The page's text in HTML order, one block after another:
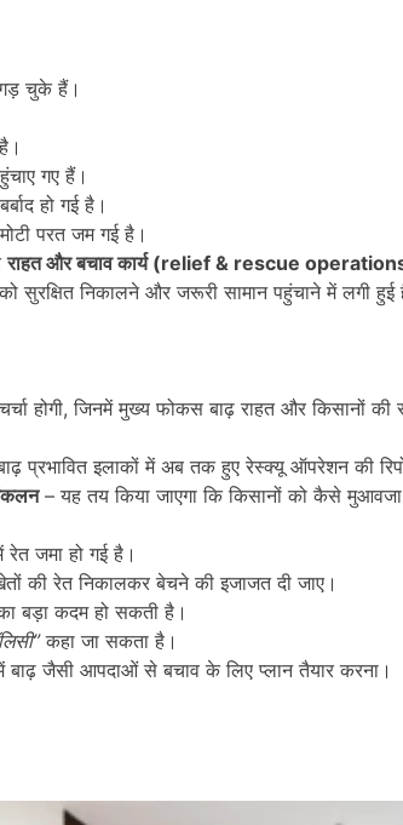
चुके हैं।
गए हैं।
हो गई है।
परत जम गई है।
राहत और बचाव कार्य (relief & rescue
सुरक्षित निकालने और जरूरी सामान पहुंचाने में लगी हुई
होगी, जिनमें मुख्य फोकस बाढ़ राहत और किसानों की
प्रभावित इलाकों में अब तक हुए रेस्क्यू ऑपरेशन की
– यह तय किया जाएगा कि किसानों को कैसे मुआवजा
रेत जमा हो गई है।
की रेत निकालकर बेचने की इजाजत दी जाए।
बड़ा कदम हो सकती है।
”कहा जा सकता है।
जैसी आपदाओं से बचाव के लिए प्लान तैयार करना।